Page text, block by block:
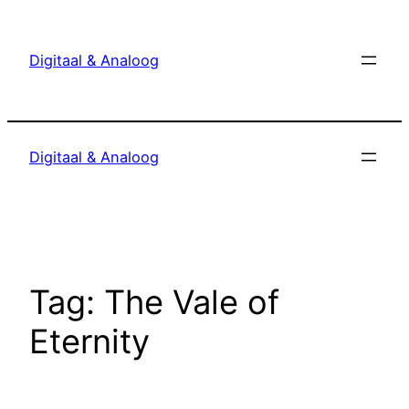
Digitaal & Analoog
Digitaal & Analoog
Tag: The Vale of
Eternity